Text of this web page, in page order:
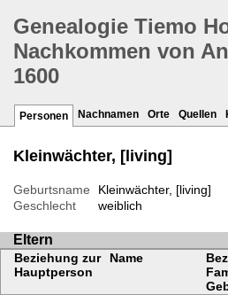
Genealogie Tiemo
Nachkommen von
1600
Personen Nachnamen Orte Quellen
Kleinwächter, [living]
Geburtsname
Kleinwächter, [living]
Geschlecht
weiblich
Eltern
Beziehung zur
Hauptperson
Name